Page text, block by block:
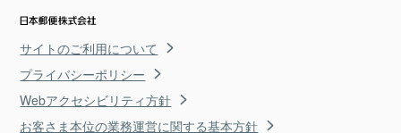
サイトのご利用について
プライバシーポリシー
Webアクセシビリティ方針
お客さま本位の業務運営に関する基本方針